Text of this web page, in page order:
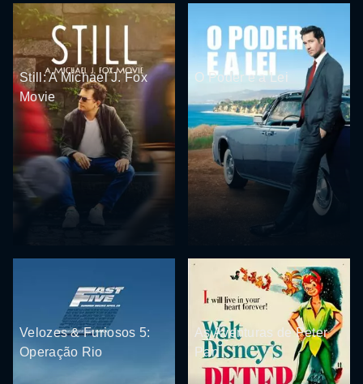
Still: A Michael J. Fox
Movie
O Poder e a Lei
Velozes & Furiosos 5:
Operação Rio
As Aventuras de Peter
Pan